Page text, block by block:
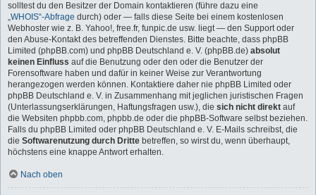
solltest du den Besitzer der Domain kontaktieren (führe dazu eine
„WHOIS“-Abfrage durch) oder — falls diese Seite bei einem kostenlosen
Webhoster wie z. B. Yahoo!, free.fr, funpic.de usw. liegt — den Support oder
den Abuse-Kontakt des betreffenden Dienstes. Bitte beachte, dass phpBB
Limited (phpBB.com) und phpBB Deutschland e. V. (phpBB.de) absolut
keinen Einfluss auf die Benutzung oder den oder die Benutzer der
Forensoftware haben und dafür in keiner Weise zur Verantwortung
herangezogen werden können. Kontaktiere daher nie phpBB Limited oder
phpBB Deutschland e. V. in Zusammenhang mit jeglichen juristischen Fragen
(Unterlassungserklärungen, Haftungsfragen usw.), die sich nicht direkt auf
die Websiten phpbb.com, phpbb.de oder die phpBB-Software selbst beziehen.
Falls du phpBB Limited oder phpBB Deutschland e. V. E-Mails schreibst, die
die Softwarenutzung durch Dritte betreffen, so wirst du, wenn überhaupt,
höchstens eine knappe Antwort erhalten.
Nach oben